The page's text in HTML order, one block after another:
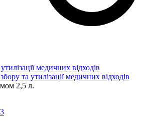
медичних відходів
та утилізації медичних відходів
2,5 л.